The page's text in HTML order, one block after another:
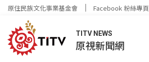
原住民族文化事業基金會 Facebook 粉絲專頁
TITV NEWS
原視新聞網